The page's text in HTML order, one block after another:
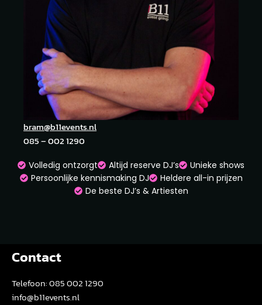
bram@b11events.nl
085 – 002 1290
Volledig ontzorgt Altijd reserve DJ’s
Unieke shows
Persoonlijke kennismaking DJ
Heldere all-in prijzen
De beste DJ’s & Artiesten
Contact
Telefoon:085 002 1290
info@b11events.nl